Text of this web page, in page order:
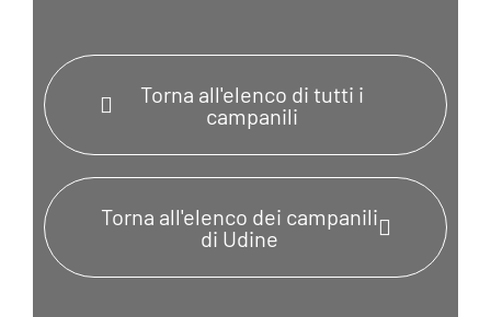
Torna all'elenco di tutti i
campanili
Torna all'elenco dei campanili
di Udine